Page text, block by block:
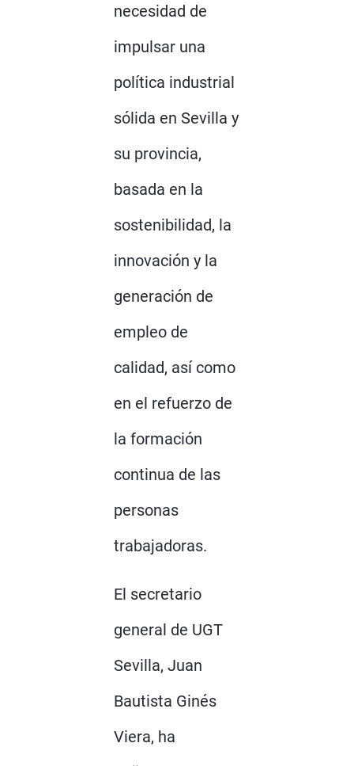
necesidad de
impulsar una
política industrial
sólida en Sevilla y
su provincia,
basada en la
sostenibilidad, la
innovación y la
generación de
empleo de
calidad, así como
en el refuerzo de
la formación
continua de las
personas
trabajadoras.
El secretario
general de UGT
Sevilla, Juan
Bautista Ginés
Viera, ha